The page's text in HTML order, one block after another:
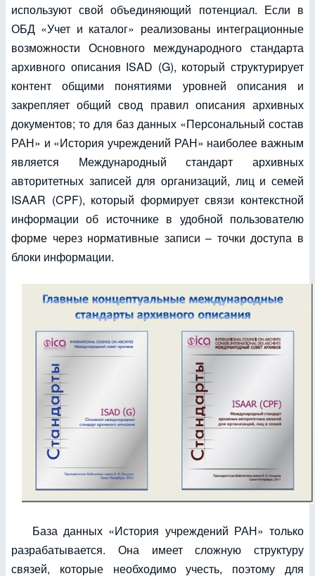
используют свой объединяющий потенциал. Если в
ОБД «Учет и каталог» реализованы интеграционные
возможности Основного международного стандарта
архивного описания ISAD (G), который структурирует
контент общими понятиями уровней описания и
закрепляет общий свод правил описания архивных
документов; то для баз данных «Персональный состав
РАН» и «История учреждений РАН» наиболее важным
является Международный стандарт архивных
авторитетных записей для организаций, лиц и семей
ISAAR (CPF), который формирует связи контекстной
информации об источнике в удобной пользователю
форме через нормативные записи – точки доступа в
блоки информации.
База данных «История учреждений РАН» только
разрабатывается. Она имеет сложную структуру
связей, которые необходимо учесть, поэтому для